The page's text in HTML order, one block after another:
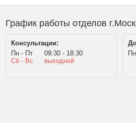
График работы отделов
Консультации:
Пн - Пт
09:30 - 18:30
Сб - Вс
выходной